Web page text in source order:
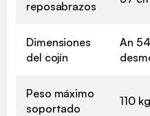
reposabrazos
Dimensiones
del cojín
An
Peso máximo
soportado
110 kg